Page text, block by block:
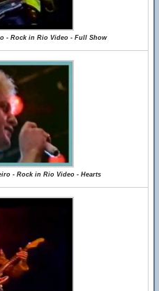
- Rock in Rio Video - Full Show
- Rock in Rio Video - Hearts